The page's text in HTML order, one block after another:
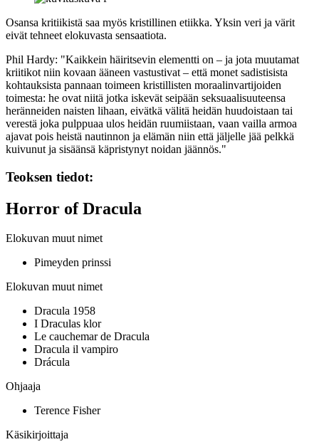
Osansa kritiikistä saa myös kristillinen etiikka. Yksin veri ja värit
eivät tehneet elokuvasta sensaatiota.
Phil Hardy: "Kaikkein häiritsevin elementti on – ja jota muutamat
kriitikot niin kovaan ääneen vastustivat – että monet sadistisista
kohtauksista pannaan toimeen kristillisten moraalinvartijoiden
toimesta: he ovat niitä jotka iskevät seipään seksuaalisuuteensa
heränneiden naisten lihaan, eivätkä välitä heidän huudoistaan tai
verestä joka pulppuaa ulos heidän ruumiistaan, vaan vailla armoa
ajavat pois heistä nautinnon ja elämän niin että jäljelle jää pelkkä
kuivunut ja sisäänsä käpristynyt noidan jäännös."
Teoksen tiedot:
Horror of Dracula
Elokuvan muut nimet
Pimeyden prinssi
Elokuvan muut nimet
Dracula 1958
I Draculas klor
Le cauchemar de Dracula
Dracula il vampiro
Drácula
Ohjaaja
Terence Fisher
Käsikirjoittaja